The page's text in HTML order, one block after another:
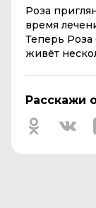
Роза
время
Теперь Роза
живёт
Расскажи